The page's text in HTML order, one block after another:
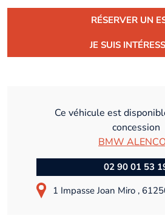
RÉSERVER UN
JE SUIS
Ce véhicule est
concession
BMW
02 90 01 53
1 Impasse Joan Miro ,